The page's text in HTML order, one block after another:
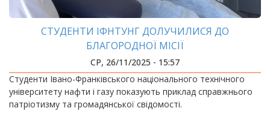
СТУДЕНТИ ІФНТУНГ ДОЛУЧИЛИСЯ ДО
БЛАГОРОДНОЇ МІСІЇ
СР, 26/11/2025 - 15:57
Студенти Івано-Франківського національного технічного
університету нафти і газу показують приклад справжнього
патріотизму та громадянської свідомості.